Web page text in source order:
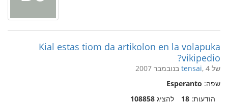
Kial estas tiom da artikolon en la volapuka
vikipedio?
של tensai, 4 בנובמבר 2007
שפה: Esperanto
הודעות: 18 להציג 108858